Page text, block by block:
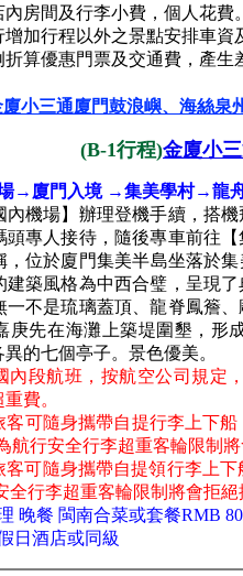
房間及行李小費，個人花費。
加行程以外之景點安排車資
折算優惠門票及交通費，產生
小三通廈門鼓浪嶼、海絲泉
(B-1行程)金廈小
→廈門入境 →集美學村→龍
內機場】辦理登機手續，搭
頭專人接待，隨後專車前往
位於廈門集美半島坐落於
建築風格為中西合璧，呈現
一不是琉璃蓋頂、龍脊鳳簷
庚先在海灘上築堤圍墾，形
的七個亭子。景色優美。
段航班，按航空公司規定
費。
可隨身攜帶自提行李上下
航行安全行李超重客輪限制將
可隨身攜帶自提領行李上
全行李超重客輪限制將會拒絕
晚餐 閩南合菜或套餐RMB
日酒店或同級